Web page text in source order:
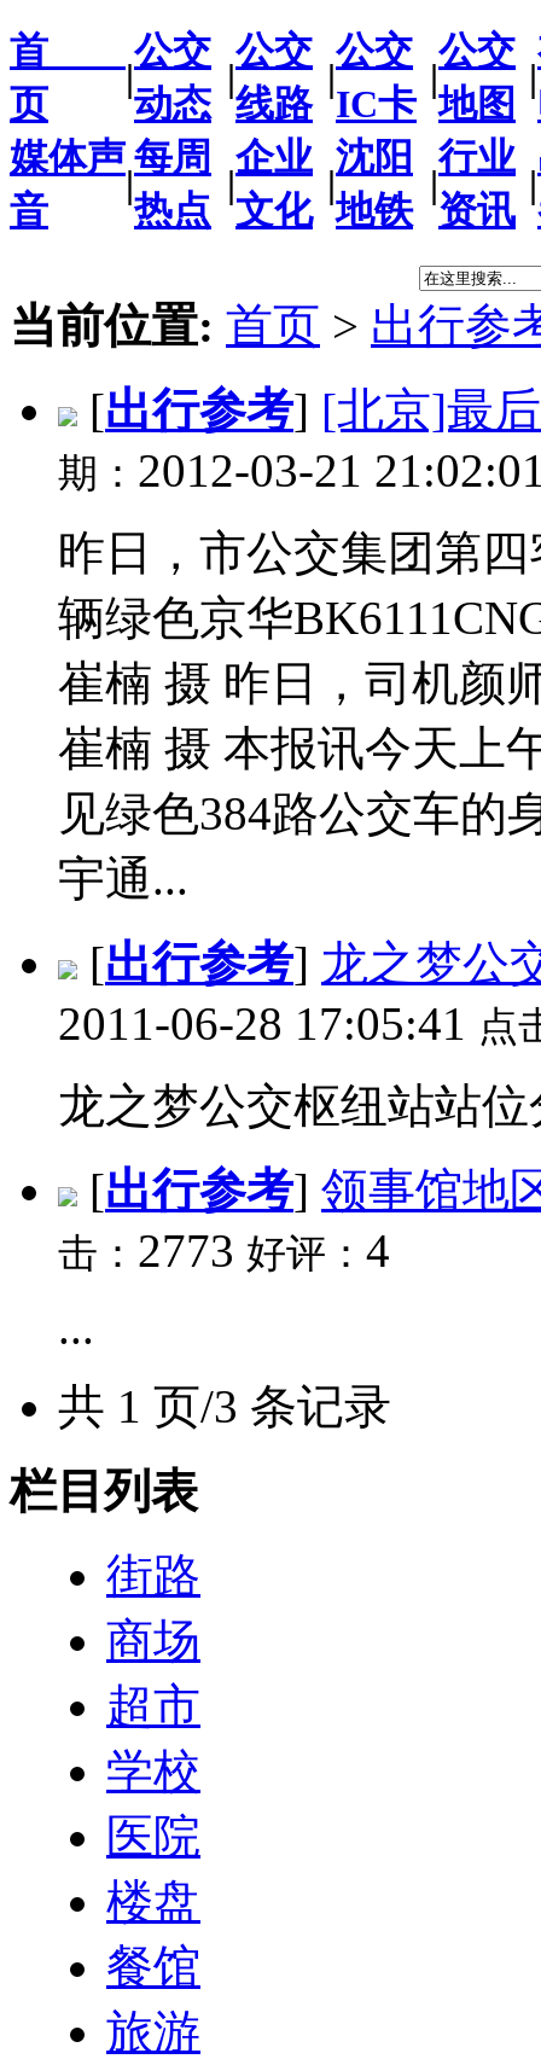
首
页
|
公交
动态
|
公交
线路
|
公交
IC卡
|
公交
地图
|
媒体声
音
|
每周
热点
|
企业
文化
|
沈阳
地铁
|
行业
资讯
|
当前位置: 首页 > 出行参
[出行参考] [北京]最
期： 2012-03-21
昨日，市公交集团第
辆绿色京华
崔楠 摄 昨日，司机颜
崔楠 摄 本报讯今天上
见绿色384路公交车的
宇通...
[出行参考] 龙之梦公
2011-06-28 17:05:41 点
龙之梦公交枢纽站站
[出行参考] 领事馆地
击： 2773 好评： 4
...
共 1 页/3 条记录
栏目列表
街路
商场
超市
学校
医院
楼盘
餐馆
旅游